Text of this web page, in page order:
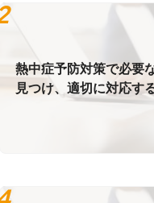
熱中症予防対策で必要
見つけ、適切に対応す